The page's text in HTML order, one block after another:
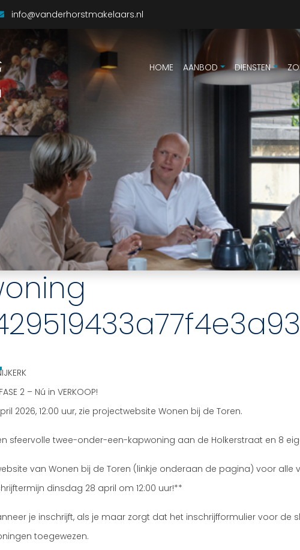
info@vanderhorstmakelaars.nl
HOME AANBOD DIENSTEN
2 – Nú in VERKOOP!
2026, 12:00 uur, zie projectwebsite Wonen bij de Toren.
sfeervolle twee-onder-een-kapwoning aan de Holkerstraat en 8
van Wonen bij de Toren (linkje onderaan de pagina) voor alle
dinsdag 28 april om 12:00 uur!**
je inschrijft, als je maar zorgt dat het inschrijfformulier voor de
toegewezen.